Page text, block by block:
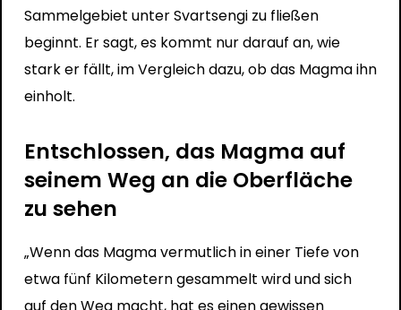
Sammelgebiet unter Svartsengi zu fließen
beginnt. Er sagt, es kommt nur darauf an, wie
stark er fällt, im Vergleich dazu, ob das Magma ihn
einholt.
Entschlossen, das Magma auf
seinem Weg an die Oberfläche
zu sehen
„Wenn das Magma vermutlich in einer Tiefe von
etwa fünf Kilometern gesammelt wird und sich
auf den Weg macht, hat es einen gewissen